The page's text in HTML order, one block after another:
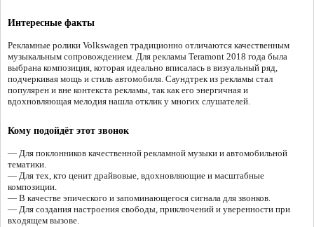
Интересные факты
Рекламные ролики Volkswagen традиционно отличаются качественным
музыкальным сопровождением. Для рекламы Teramont 2018 года была
выбрана композиция, которая идеально вписалась в визуальный ряд,
подчеркивая мощь и стиль автомобиля. Саундтрек из рекламы стал
популярен и вне контекста рекламы, так как его энергичная и
вдохновляющая мелодия нашла отклик у многих слушателей.
Кому подойдёт этот звонок
— Для поклонников качественной рекламной музыки и автомобильной
тематики.
— Для тех, кто ценит драйвовые, вдохновляющие и масштабные
композиции.
— В качестве эпического и запоминающегося сигнала для звонков.
— Для создания настроения свободы, приключений и уверенности при
входящем вызове.